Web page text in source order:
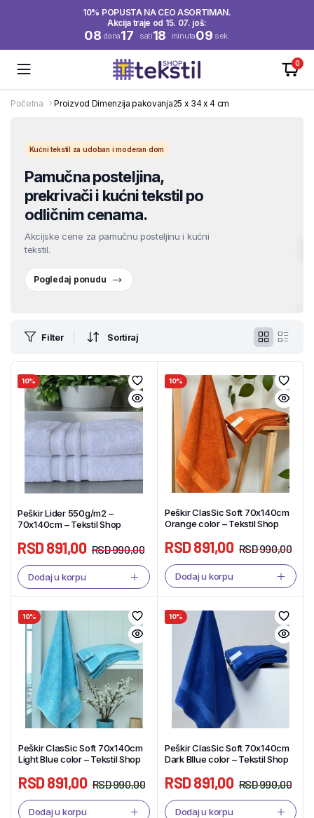
10% POPUSTA NA CEO ASORTIMAN.
Akcija traje od 15. 07. još:
08 dana17 sati18 minuta09 sek.
0
Početna Proizvod Dimenzija pakovanja25 x 34 x 4 cm
Kućni tekstil za udoban i moderan dom
Pamučna posteljina,
prekrivači i kućni tekstil po
odličnim cenama.
Akcijske cene za pamučnu posteljinu i kućni
tekstil.
Pogledaj ponudu
Filter Sortiraj
10%
Peškir Lider 550g/m2 –
70x140cm – Tekstil Shop
RSD990,00
RSD891,00
Dodaj u korpu
10%
Peškir ClasSic Soft 70x140cm
Orange color – Tekstil Shop
RSD990,00
RSD891,00
Dodaj u korpu
10%
Peškir ClasSic Soft 70x140cm
Light Blue color – Tekstil Shop
RSD990,00
RSD891,00
Dodaj u korpu
10%
Peškir ClasSic Soft 70x140cm
Dark Bllue color – Tekstil Shop
RSD990,00
RSD891,00
Dodaj u korpu